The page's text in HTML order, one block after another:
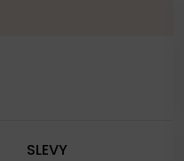
SLEVY